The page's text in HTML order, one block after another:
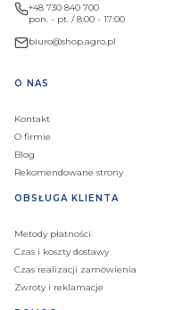
+48 730 840 700
pon. - pt. / 8:00 - 17:00
biuro@shop.agro.pl
Linki w stopce
O NAS
Kontakt
O firmie
Blog
Rekomendowane strony
OBSŁUGA KLIENTA
Metody płatności
Czas i koszty dostawy
Czas realizacji zamówienia
Zwroty i reklamacje